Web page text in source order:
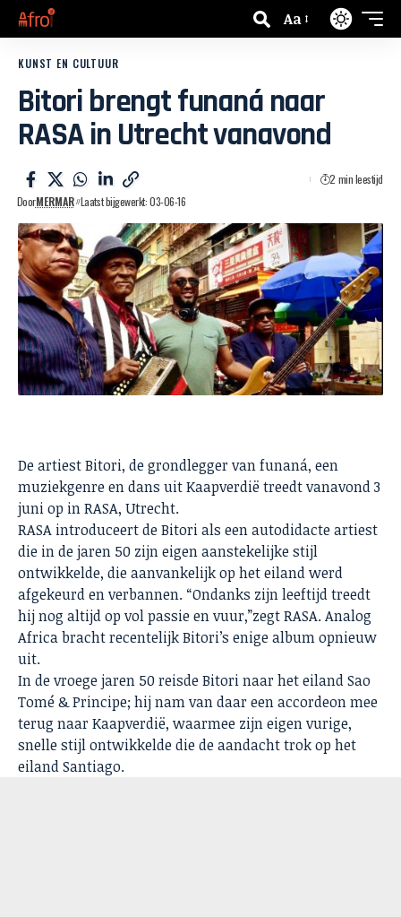
Aa
KUNST EN CULTUUR
Bitori brengt funaná naar
RASA in Utrecht vanavond
DoorMERMAR Laatst bijgewerkt: 03-06-16
2 min leestijd
De artiest Bitori, de grondlegger van funaná, een
muziekgenre en dans uit Kaapverdië treedt vanavond 3
juni op in RASA, Utrecht.
RASA introduceert de Bitori als een autodidacte artiest
die in de jaren 50 zijn eigen aanstekelijke stijl
ontwikkelde, die aanvankelijk op het eiland werd
afgekeurd en verbannen. “Ondanks zijn leeftijd treedt
hij nog altijd op vol passie en vuur,”zegt RASA. Analog
Africa bracht recentelijk Bitori’s enige album opnieuw
uit.
In de vroege jaren 50 reisde Bitori naar het eiland Sao
Tomé & Principe; hij nam van daar een accordeon mee
terug naar Kaapverdië, waarmee zijn eigen vurige,
snelle stijl ontwikkelde die de aandacht trok op het
eiland Santiago.